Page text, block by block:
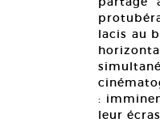
lacis au
:
leur